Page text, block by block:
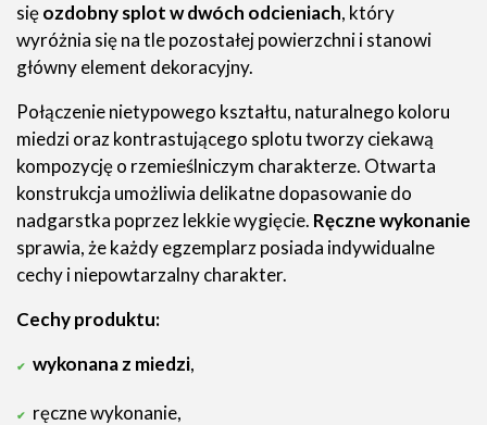
sięozdobny splot w dwóch odcieniach, który
wyróżnia się na tle pozostałej powierzchni i stanowi
główny element dekoracyjny.
Połączenie nietypowego kształtu, naturalnego koloru
miedzi oraz kontrastującego splotu tworzy ciekawą
kompozycję o rzemieślniczym charakterze. Otwarta
konstrukcja umożliwia delikatne dopasowanie do
nadgarstka poprzez lekkie wygięcie. Ręczne wykonanie
sprawia, że każdy egzemplarz posiada indywidualne
cechy i niepowtarzalny charakter.
Cechy produktu:
wykonana z miedzi,
ręczne wykonanie,